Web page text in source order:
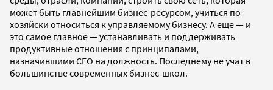
может быть главнейшим бизнес-ресурсом, учиться по-
хозяйски относиться к управляемому бизнесу. А еще — и
это самое главное — устанавливать и поддерживать
продуктивные отношения с принципалами,
назначившими СЕО на должность. Последнему не учат в
большинстве современных бизнес-школ.